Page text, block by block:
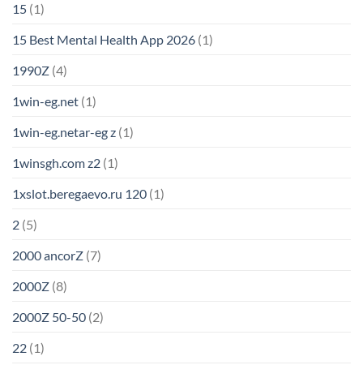
15 (1)
15 Best Mental Health App 2026 (1)
1990Z (4)
1win-eg.net (1)
1win-eg.netar-eg z (1)
1winsgh.com z2 (1)
1xslot.beregaevo.ru 120 (1)
2 (5)
2000 ancorZ (7)
2000Z (8)
2000Z 50-50 (2)
22 (1)